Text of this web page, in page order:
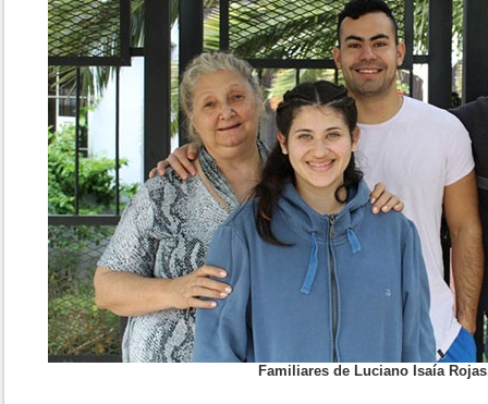
Familiares de Luciano Isaía